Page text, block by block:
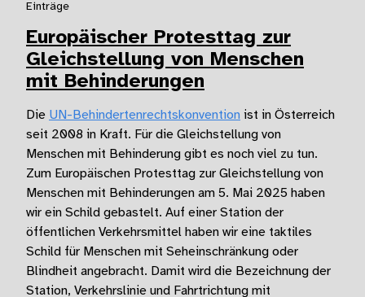
Einträge
Europäischer Protesttag zur
Gleichstellung von Menschen
mit Behinderungen
Die UN-Behindertenrechtskonvention ist in Österreich
seit 2008 in Kraft. Für die Gleichstellung von
Menschen mit Behinderung gibt es noch viel zu tun.
Zum Europäischen Protesttag zur Gleichstellung von
Menschen mit Behinderungen am 5. Mai 2025 haben
wir ein Schild gebastelt. Auf einer Station der
öffentlichen Verkehrsmittel haben wir eine taktiles
Schild für Menschen mit Seheinschränkung oder
Blindheit angebracht. Damit wird die Bezeichnung der
Station, Verkehrslinie und Fahrtrichtung mit